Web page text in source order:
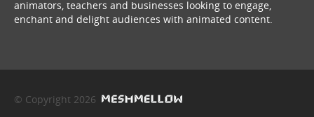
animators, teachers and businesses looking to engage,
enchant and delight audiences with animated content.
© Copyright 2026